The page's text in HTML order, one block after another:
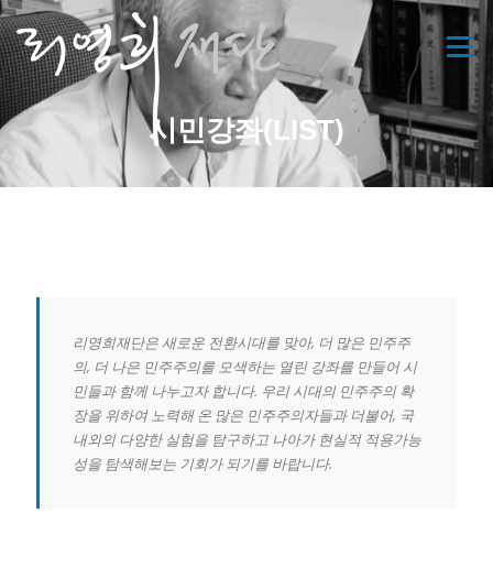
콘
텐
츠
로
바
로
가
기
메뉴
시민강좌(LIST)
리영희재단은 새로운 전환시대를 맞아, 더 많은 민주주
의, 더 나은 민주주의를 모색하는 열린 강좌를 만들어 시
민들과 함께 나누고자 합니다. 우리 시대의 민주주의 확
장을 위하여 노력해 온 많은 민주주의자들과 더불어, 국
내외의 다양한 실험을 탐구하고 나아가 현실적 적용가능
성을 탐색해보는 기회가 되기를 바랍니다.